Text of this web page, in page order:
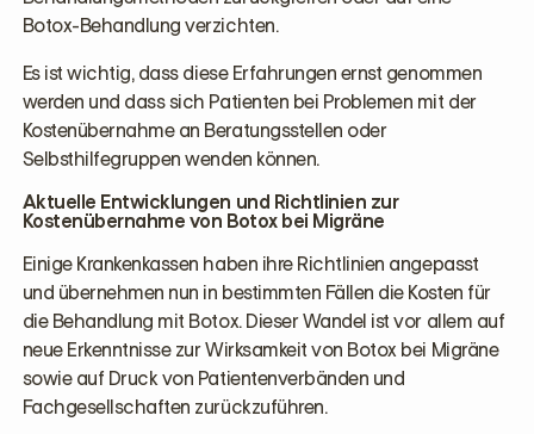
Botox-Behandlung verzichten.
Es ist wichtig, dass diese Erfahrungen ernst genommen
werden und dass sich Patienten bei Problemen mit der
Kostenübernahme an Beratungsstellen oder
Selbsthilfegruppen wenden können.
Aktuelle Entwicklungen und Richtlinien zur
Kostenübernahme von Botox bei Migräne
Einige Krankenkassen haben ihre Richtlinien angepasst
und übernehmen nun in bestimmten Fällen die Kosten für
die Behandlung mit Botox. Dieser Wandel ist vor allem auf
neue Erkenntnisse zur Wirksamkeit von Botox bei Migräne
sowie auf Druck von Patientenverbänden und
Fachgesellschaften zurückzuführen.